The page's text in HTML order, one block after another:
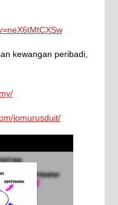
kewangan peribadi,
jomurusduit/